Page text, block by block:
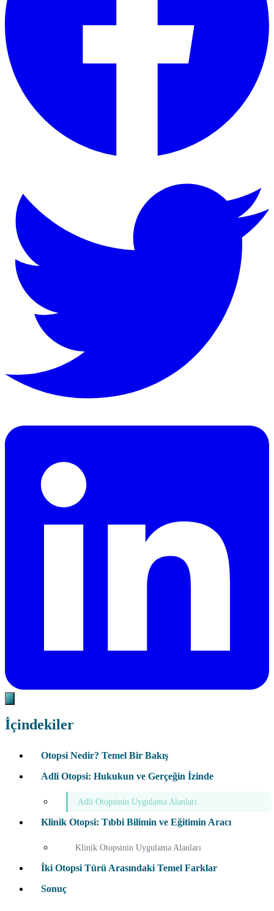
İçindekiler
Otopsi Nedir? Temel Bir Bakış
Adli Otopsi: Hukukun ve Gerçeğin İzinde
Adli Otopsinin Uygulama Alanları
Klinik Otopsi: Tıbbi Bilimin ve Eğitimin Aracı
Klinik Otopsinin Uygulama Alanları
İki Otopsi Türü Arasındaki Temel Farklar
Sonuç